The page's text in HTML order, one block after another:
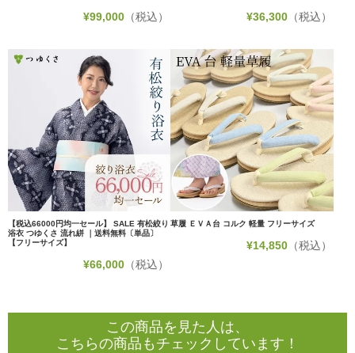
¥99,000 （税込） ¥36,300（税込）
【税込66000円均一セール】 SALE 有松絞り
浴衣 つゆくさ 流れ絣 ｜送料無料〔単品〕
【フリーサイズ】
¥66,000 （税込）
草履 ＥＶＡ台 コルク 軽量 フリーサイズ
¥14,850（税込）
この商品を見た人は、
こちらの商品もチェックしています！